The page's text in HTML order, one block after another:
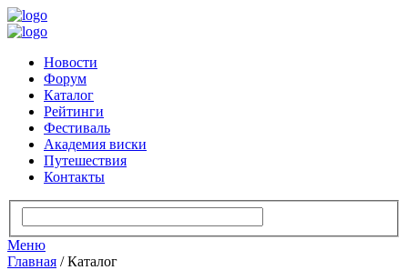
Новости
Форум
Каталог
Рейтинги
Фестиваль
Академия виски
Путешествия
Контакты
Меню
Главная /Каталог